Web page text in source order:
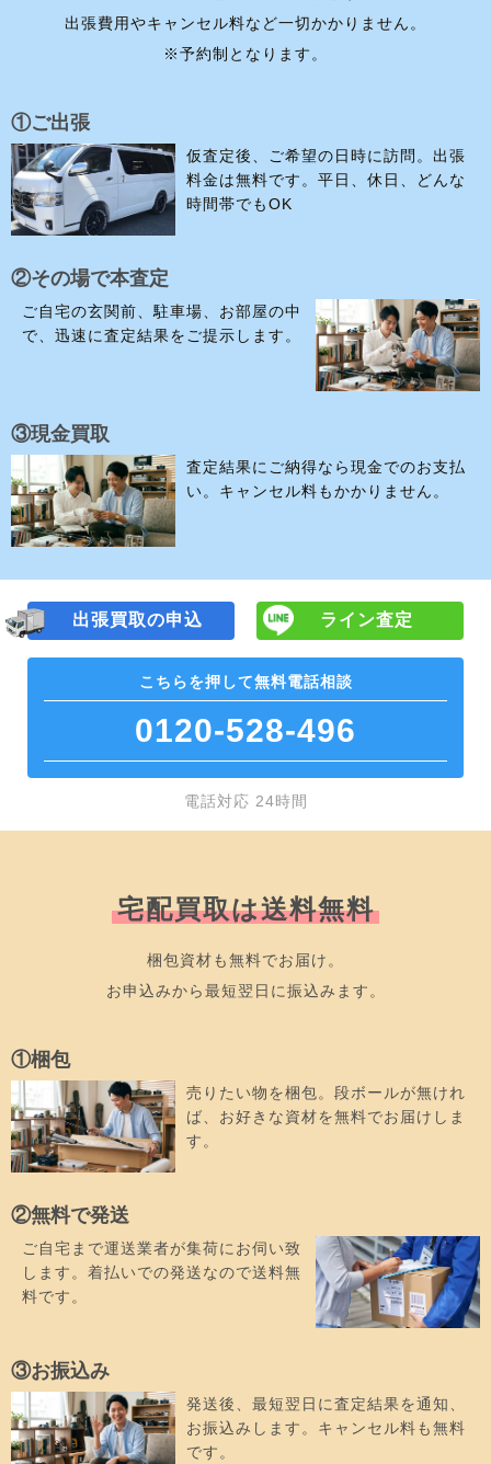
出張費用やキャンセル料など一切かかりません。
※予約制となります。
①ご出張
仮査定後、ご希望の日時に訪問。出張
料金は無料です。平日、休日、どんな
時間帯でもOK
②その場で本査定
ご自宅の玄関前、駐車場、お部屋の中
で、迅速に査定結果をご提示します。
③現金買取
査定結果にご納得なら現金でのお支払
い。キャンセル料もかかりません。
出張買取の申込 ライン査定
こちらを押して無料電話相談
0120-528-496
電話対応 24時間
宅配買取は送料無料
梱包資材も無料でお届け。
お申込みから最短翌日に振込みます。
①梱包
売りたい物を梱包。段ボールが無けれ
ば、お好きな資材を無料でお届けしま
す。
②無料で発送
ご自宅まで運送業者が集荷にお伺い致
します。着払いでの発送なので送料無
料です。
③お振込み
発送後、最短翌日に査定結果を通知、
お振込みします。キャンセル料も無料
です。